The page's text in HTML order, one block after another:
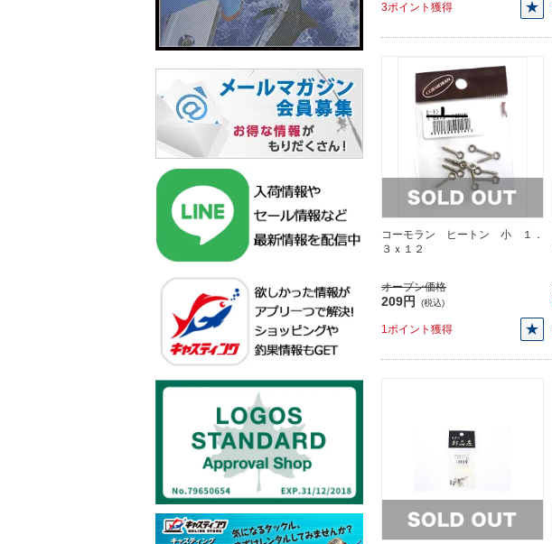
3ポイント獲得
コーモラン ヒートン 小 １．
３ｘ１２
オープン価格
209円 (税込)
1ポイント獲得